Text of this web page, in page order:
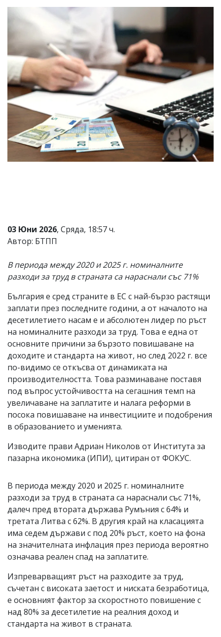
ЮГ
Веселин
Василев,
v.vasilev@flagman.bg
Катя
Касабова,
еmail:k.kassabova@flagman.bg
Иван
Колев,
office@flagman.bg
читателите
редакцията
носи
отговорност
за
Ако
откриете
обиден
за
вас
коментар,
моля
сигнализирайте
ни!
03 Юни 2026, Сряда, 18:57 ч.
Автор: БТПП
В периода между 2020 и 2025 г. номиналните
разходи за труд в страната са нараснали със 71%
България е сред страните в ЕС с най-бързо растящи
заплати през последните години, а от началото на
десетилетието насам е и абсолютен лидер по ръст
на номиналните разходи за труд. Това е една от
основните причини за бързото повишаване на
доходите и стандарта на живот, но след 2022 г. все
по-видимо се откъсва от динамиката на
производителността. Това разминаване поставя
под въпрос устойчивостта на сегашния темп на
увеличаване на заплатите и налага реформи в
посока повишаване на инвестициите и подобрения
в образованието и уменията.
Изводите прави Адриан Николов от Института за
пазарна икономика (ИПИ), цитиран от ФОКУС.
В периода между 2020 и 2025 г. номиналните
разходи за труд в страната са нараснали със 71%,
далеч пред втората държава Румъния с 64% и
третата Литва с 62%. В другия край на класацията
има седем държави с под 20% ръст, което на фона
на значителната инфлация през периода вероятно
означава реален спад на заплатите.
Изпреварващият ръст на разходите за труд,
съчетан с високата заетост и ниската безработица,
е основният фактор за скоростното повишение с
над 80% за десетилетие на реалния доход и
стандарта на живот в страната.